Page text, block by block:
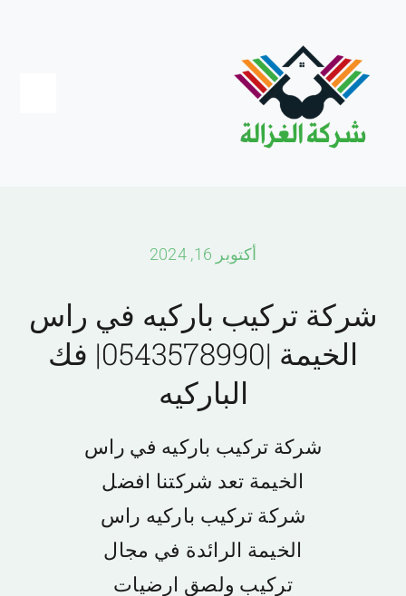
content
الشارقة
أكتوبر 16, 2024
شركة تركيب باركيه في راس
الخيمة |0543578990| فك
الباركيه
شركة تركيب باركيه في راس
الخيمة تعد شركتنا افضل
شركة تركيب باركيه راس
الخيمة الرائدة في مجال
تركيب ولصق ارضيات